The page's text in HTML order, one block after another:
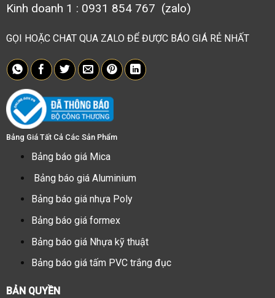
Kinh doanh 1 : 0931 854 767 (zalo)
GỌI HOẶC CHAT QUA ZALO ĐỂ ĐƯỢC BÁO GIÁ RẺ NHẤT
Bảng Giá Tất Cả Các Sản Phẩm
Bảng báo giá Mica
Bảng báo giá Aluminium
Bảng báo giá nhựa Poly
Bảng báo giá formex
Bảng báo giá Nhựa kỹ thuật
Bảng báo giá tấm PVC trắng đục
BẢN QUYỀN